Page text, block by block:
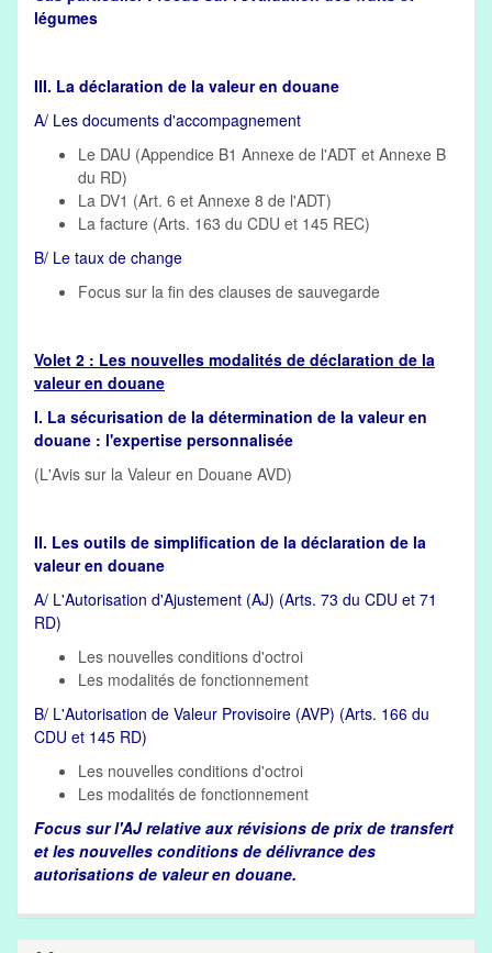
légumes
III. La déclaration de la valeur en douane
A/ Les documents d'accompagnement
Le DAU (Appendice B1 Annexe de l'ADT et Annexe B
du RD)
La DV1 (Art. 6 et Annexe 8 de l'ADT)
La facture (Arts. 163 du CDU et 145 REC)
B/ Le taux de change
Focus sur la fin des clauses de sauvegarde
Volet 2 : Les nouvelles modalités de déclaration de la
valeur en douane
I. La sécurisation de la détermination de la valeur en
douane : l'expertise personnalisée
(L'Avis sur la Valeur en Douane AVD)
II. Les outils de simplification de la déclaration de la
valeur en douane
A/ L'Autorisation d'Ajustement (AJ) (Arts. 73 du CDU et 71
RD)
Les nouvelles conditions d'octroi
Les modalités de fonctionnement
B/ L'Autorisation de Valeur Provisoire (AVP) (Arts. 166 du
CDU et 145 RD)
Les nouvelles conditions d'octroi
Les modalités de fonctionnement
Focus sur l'AJ relative aux révisions de prix de transfert
et les nouvelles conditions de délivrance des
autorisations de valeur en douane.